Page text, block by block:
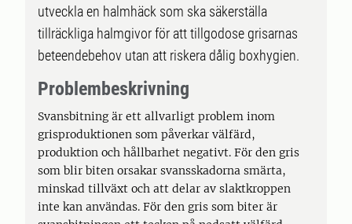
utveckla en halmhäck som ska säkerställa
tillräckliga halmgivor för att tillgodose grisarnas
beteendebehov utan att riskera dålig boxhygien.
Problembeskrivning
Svansbitning är ett allvarligt problem inom
grisproduktionen som påverkar välfärd,
produktion och hållbarhet negativt. För den gris
som blir biten orsakar svansskadorna smärta,
minskad tillväxt och att delar av slaktkroppen
inte kan användas. För den gris som biter är